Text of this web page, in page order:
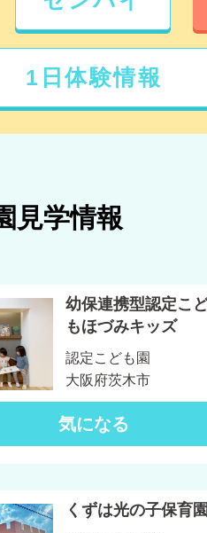
1日体験情報
見学情報
幼保連携型認定こ
もほづみキッズ
認定こども園
大阪府茨木市
気になる
くずは光の子保育